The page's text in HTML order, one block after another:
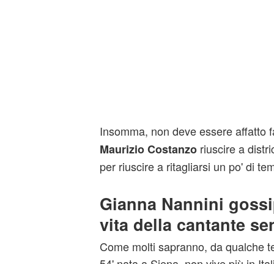
Insomma, non deve essere affatto
Maurizio Costanzoriuscire a
per riuscire a ritagliarsi un po' di
Gianna Nannini
vita della cantante
Come molti sapranno, da qualche